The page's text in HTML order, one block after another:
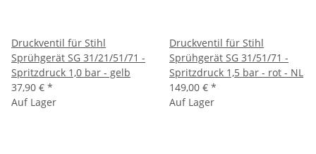
Druckventil für Stihl
Sprühgerät SG 31/21/51/71 -
Spritzdruck 1,0 bar - gelb
37,90 € *
Druckventil für Stihl
Sprühgerät SG 31/51/71 -
Spritzdruck 1,5 bar - rot - NL
149,00 € *
Auf Lager
Auf Lager